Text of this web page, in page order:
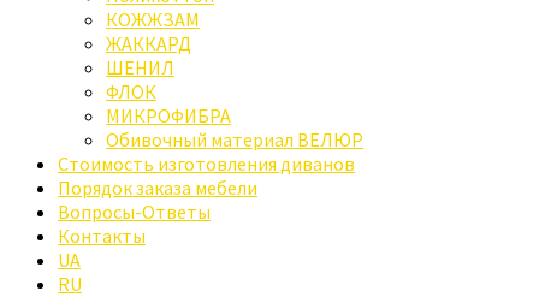
КОЖЖЗАМ
ЖАККАРД
ШЕНИЛ
ФЛОК
МИКРОФИБРА
Обивочный материал ВЕЛЮР
Стоимость изготовления диванов
Порядок заказа мебели
Вопросы-Ответы
Контакты
UA
RU